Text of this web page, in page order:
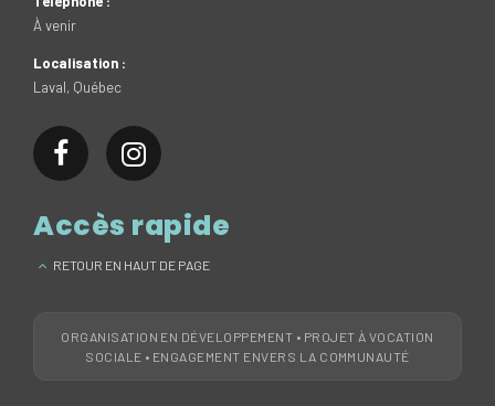
À venir
Localisation :
Laval, Québec
Accès rapide
RETOUR EN HAUT DE PAGE
ORGANISATION EN DÉVELOPPEMENT • PROJET À VOCATION
SOCIALE • ENGAGEMENT ENVERS LA COMMUNAUTÉ